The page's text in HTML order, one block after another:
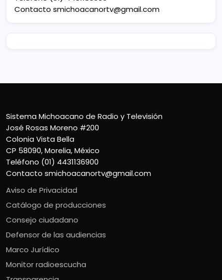
Contacto smichoacanortv@gmail.com
Sistema Michoacano de Radio y Televisión
José Rosas Moreno #200
Colonia Vista Bella
CP 58090, Morelia, México
Teléfono (01) 4431136900
Contacto smichoacanortv@gmail.com
Aviso de Privacidad
Catálogo de producciones
Consejo ciudadano
Defensor de las audiencias
Marco Jurídico
Monitor radioescucha